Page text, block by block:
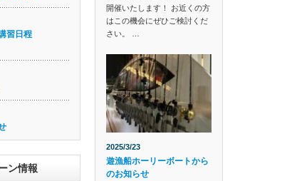
習日程
ン情報
開催いたします！ お近くの方
はこの機会にぜひご検討くだ
さい。 …
2025/3/23
遊漁船ホーリーボートから
のお知らせ